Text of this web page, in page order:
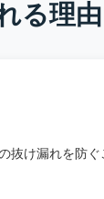
る理由
け漏れを防ぐ